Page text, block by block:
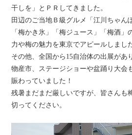
干しを」とＰＲしてきました。
田辺のご当地Ｂ級グルメ「江川ちゃん
「梅かき氷」「梅ジュース」「梅酒
力や梅の魅力を東京でアピールしました
その他、全国から15自治体の出展があ
物産市、ステージショーや盆踊り大会
賑わっていました！
残暑まだまだ厳しいですが、皆さんも
切ってください。